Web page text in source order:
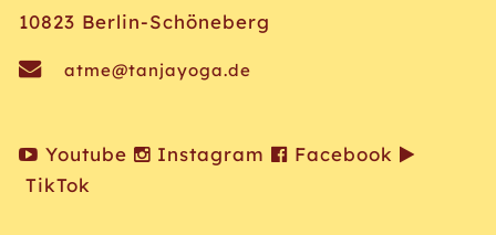
10823 Berlin-Schöneberg
atme@tanjayoga.de
Youtube Instagram
Facebook
TikTok